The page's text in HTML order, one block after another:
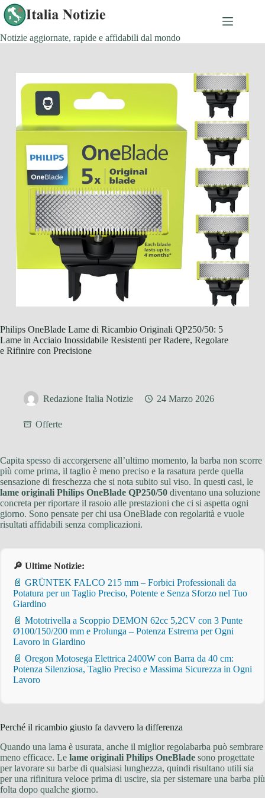
Salta
al
contenuto
Notizie aggiornate, rapide e affidabili dal mondo
Philips OneBlade Lame di Ricambio Originali QP250/50: 5
Lame in Acciaio Inossidabile Resistenti per Radere, Regolare
e Rifinire con Precisione
Redazione Italia Notizie 24 Marzo 2026
Offerte
Capita spesso di accorgersene all’ultimo momento, la barba non scorre
più come prima, il taglio è meno preciso e la rasatura perde quella
sensazione di freschezza che si nota subito sul viso. In questi casi, le
lame originali Philips OneBlade QP250/50 diventano una soluzione
concreta per riportare il rasoio alle prestazioni che ci si aspetta ogni
giorno. Sono pensate per chi usa OneBlade con regolarità e vuole
risultati affidabili senza complicazioni.
🔎 Ultime Notizie:
📄 GRÜNTEK FALCO 215 mm – Forbici Professionali da
Potatura per un Taglio Preciso, Potente e Senza Sforzo nel Tuo
Giardino
📄 Mototrivella a Scoppio DEMON 62cc 5,2CV con 3 Punte
Ø100/150/200 mm e Prolunga – Potenza Estrema per Ogni
Lavoro in Giardino
📄 Oregon Motosega Elettrica 2400W con Barra da 40 cm:
Potenza Silenziosa, Taglio Preciso e Massima Sicurezza in Ogni
Lavoro
Perché il ricambio giusto fa davvero la differenza
Quando una lama è usurata, anche il miglior regolabarba può sembrare
meno efficace. Le lame originali Philips OneBlade sono progettate
per lavorare su barbe di qualsiasi lunghezza, quindi risultano utili sia
per una rifinitura veloce prima di uscire, sia per sistemare una barba più
folta dopo qualche giorno.